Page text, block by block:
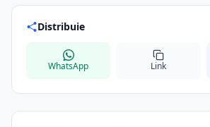
Distribuie
WhatsApp Link